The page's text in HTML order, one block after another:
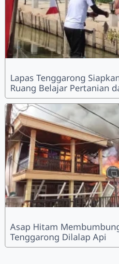
Lapas Tenggarong
Ruang Belajar Pertanian
Asap Hitam
Tenggarong Dilalap Api